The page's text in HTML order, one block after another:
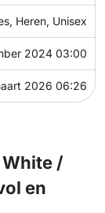
Heren, Unisex
2024 03:00
2026 06:26
/
en